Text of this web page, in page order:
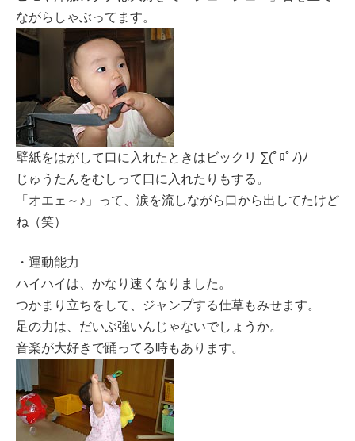
ながらしゃぶってます。
壁紙をはがして口に入れたときはビックリ ∑(ﾟﾛﾟﾉ)ﾉ
じゅうたんをむしって口に入れたりもする。
「オエェ～♪」って、涙を流しながら口から出してたけど
ね（笑）
・運動能力
ハイハイは、かなり速くなりました。
つかまり立ちをして、ジャンプする仕草もみせます。
足の力は、だいぶ強いんじゃないでしょうか。
音楽が大好きで踊ってる時もあります。